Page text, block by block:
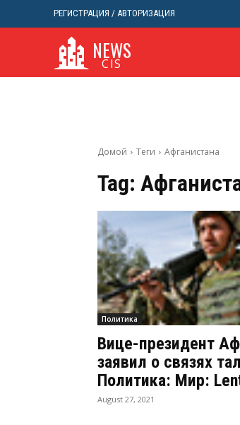
РЕГИСТРАЦИЯ / АВТОРИЗАЦИЯ
NEWS
CIS
Домой Теги Афганистана
Tag:
Политика
Вице-президент
заявил о связях
Политика: Мир:
August 27, 2021